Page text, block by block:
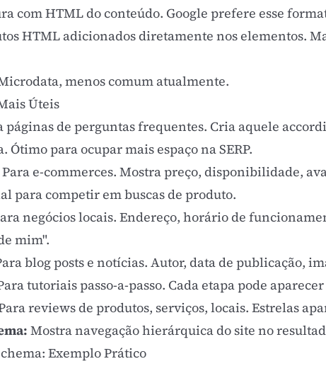
com HTML do conteúdo. Google prefere esse
HTML adicionados diretamente nos elementos.
menos comum atualmente.
Úteis
páginas de perguntas frequentes. Cria aquele
Ótimo para ocupar mais espaço na SERP.
Para e-commerces. Mostra preço, disponibilidade,
para competir em buscas de produto.
negócios locais. Endereço, horário de
mim".
blog posts e notícias. Autor, data de publicação,
tutoriais passo-a-passo. Cada etapa pode
reviews de produtos, serviços, locais. Estrelas
Mostra navegação hierárquica do site no
Exemplo Prático